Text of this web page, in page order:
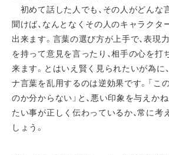
初めて話した人でも、その人がどんな
聞けば、なんとなくその人のキャラクタ
出来ます。言葉の選び方が上手で、表現
を持って意見を言ったり、相手の心を打
来ます。とはいえ賢く見られたいが為に
ナ言葉を乱用するのは逆効果です。「こ
のか分からない」と、悪い印象を与えか
たい事が正しく伝わっているか、常に考
しょう。